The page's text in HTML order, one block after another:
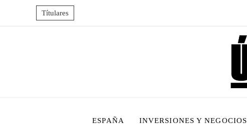
Títulares
ESPAÑA INVERSIONES Y NEGOCIOS